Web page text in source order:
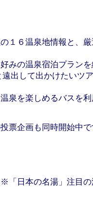
１６温泉地情報と、
みの温泉宿泊プランを
して出かけたいツア
楽しめるバスを利
票企画も同時開始中
日本の名湯」注目の